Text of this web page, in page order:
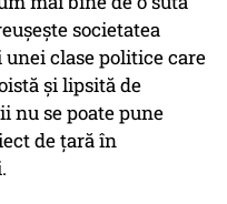
societatea
clase politice care
şi lipsită de
nu se poate pune
de ţară în